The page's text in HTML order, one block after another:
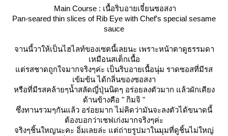
Main Course : เนื้อริบอายเจี๋ยนซอสงา
Pan-seared thin slices of Rib Eye with Chef’s special sesame
sauce
จานนี้วาให้เป็นไฮไลท์ของเซตนี้เลยนะ เพราะหน้าตาดูธรรมดา
เหมือนสเต็กเนื้อ
ต่รสชาดถูกใจมากจริงๆค่ะ เป็นริบอายเนื้อนุ่ม ราดซอสที่มีรส
เข้มข้น ได้กลิ่นของซอสงา
หรือที่มีรสคล้ายๆน้ำสลัดญี่ปุ่นนิดๆ อร่อยลงตัวมาก แล้วผักเคียง
ด้านข้างคือ " กิมจิ "
ซึ่งทานรวมๆกันแล้ว อร่อยมาก ไม่คิดว่ามันจะลงตัวได้ขนาดนี้
ต้องบอกว่าเชฟเก่งมากจริงๆค่ะ
จริงๆชิ้นใหญนะคะ อิ่มเลยล่ะ แต่ถ่ายรูปมาในมุมที่ดูชิ้นไม่ใหญ่